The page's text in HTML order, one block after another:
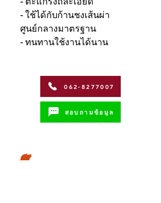
- ใช้ได้กับก้านชงเส้นผ่า
ศูนย์กลางมาตรฐาน
- ทนทานใช้งานได้นาน
062-8277007
สอบถามข้อมูล